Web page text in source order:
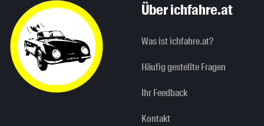
Über ichfahre.at
Was ist ichfahre.at?
Häufig gestellte Fragen
Ihr Feedback
Kontakt